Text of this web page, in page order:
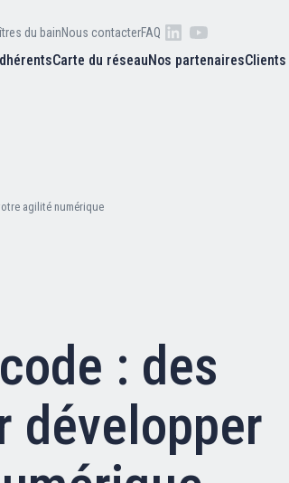
du bainNous contacterFAQ
Carte du réseauNos partenaires
Nos
Clients
agilité numérique
: des
développer